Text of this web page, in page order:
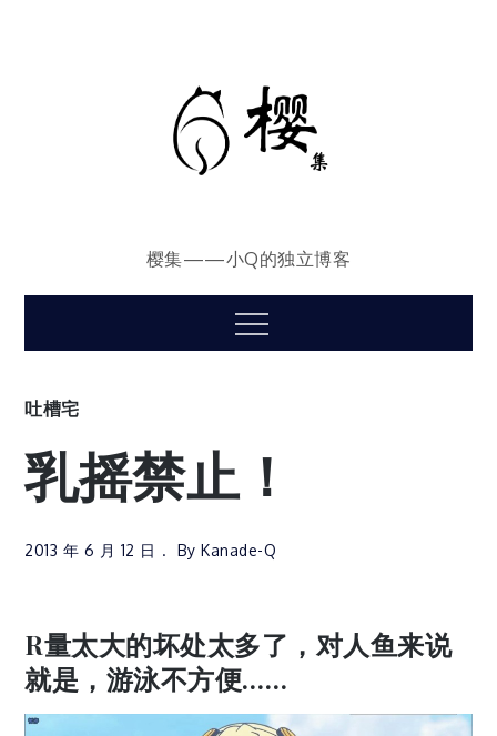
樱集——小Q的独立博客
Menu
吐槽宅
乳摇禁止！
2013 年 6 月 12 日 ByKanade-Q
R量太大的坏处太多了，对人鱼来说
就是，游泳不方便……